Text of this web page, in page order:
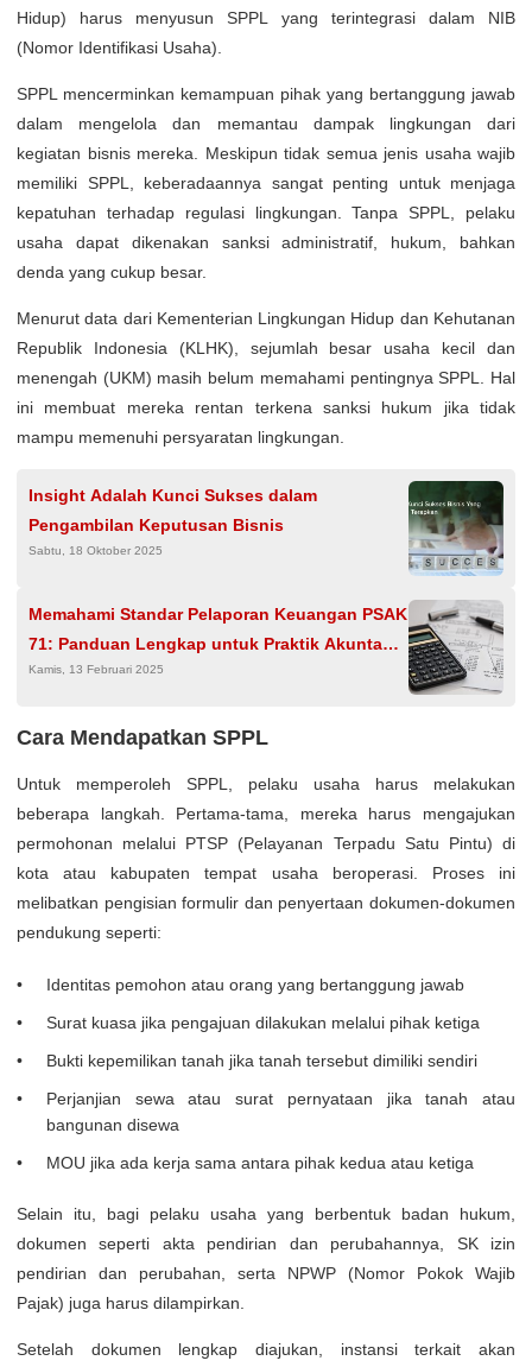
Hidup) harus menyusun SPPL yang terintegrasi dalam NIB
(Nomor Identifikasi Usaha).
SPPL mencerminkan kemampuan pihak yang bertanggung jawab
dalam mengelola dan memantau dampak lingkungan dari
kegiatan bisnis mereka. Meskipun tidak semua jenis usaha wajib
memiliki SPPL, keberadaannya sangat penting untuk menjaga
kepatuhan terhadap regulasi lingkungan. Tanpa SPPL, pelaku
usaha dapat dikenakan sanksi administratif, hukum, bahkan
denda yang cukup besar.
Menurut data dari Kementerian Lingkungan Hidup dan Kehutanan
Republik Indonesia (KLHK), sejumlah besar usaha kecil dan
menengah (UKM) masih belum memahami pentingnya SPPL. Hal
ini membuat mereka rentan terkena sanksi hukum jika tidak
mampu memenuhi persyaratan lingkungan.
Insight Adalah Kunci Sukses dalam
Pengambilan Keputusan Bisnis
Sabtu, 18 Oktober 2025
Memahami Standar Pelaporan Keuangan PSAK
71: Panduan Lengkap untuk Praktik Akuntansi
yang Efisien
Kamis, 13 Februari 2025
Cara Mendapatkan SPPL
Untuk memperoleh SPPL, pelaku usaha harus melakukan
beberapa langkah. Pertama-tama, mereka harus mengajukan
permohonan melalui PTSP (Pelayanan Terpadu Satu Pintu) di
kota atau kabupaten tempat usaha beroperasi. Proses ini
melibatkan pengisian formulir dan penyertaan dokumen-dokumen
pendukung seperti:
Identitas pemohon atau orang yang bertanggung jawab
Surat kuasa jika pengajuan dilakukan melalui pihak ketiga
Bukti kepemilikan tanah jika tanah tersebut dimiliki sendiri
Perjanjian sewa atau surat pernyataan jika tanah atau
bangunan disewa
MOU jika ada kerja sama antara pihak kedua atau ketiga
Selain itu, bagi pelaku usaha yang berbentuk badan hukum,
dokumen seperti akta pendirian dan perubahannya, SK izin
pendirian dan perubahan, serta NPWP (Nomor Pokok Wajib
Pajak) juga harus dilampirkan.
Setelah dokumen lengkap diajukan, instansi terkait akan